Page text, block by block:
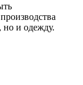
но и одежду.